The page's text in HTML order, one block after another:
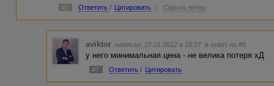
#5 Ответить / Цитировать / Скрыть ветку
aviktor написал 27.01.2012 в 18:27 в ответ на #5
у него минимальная цена - не велика потеря хД
#7 Ответить / Цитировать